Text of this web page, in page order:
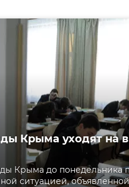
Крыма уходят на
Крыма до понедельника
ситуацией,